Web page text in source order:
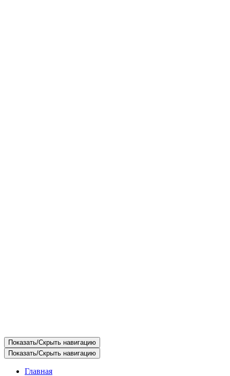
Показать/Скрыть навигацию
Показать/Скрыть навигацию
Главная